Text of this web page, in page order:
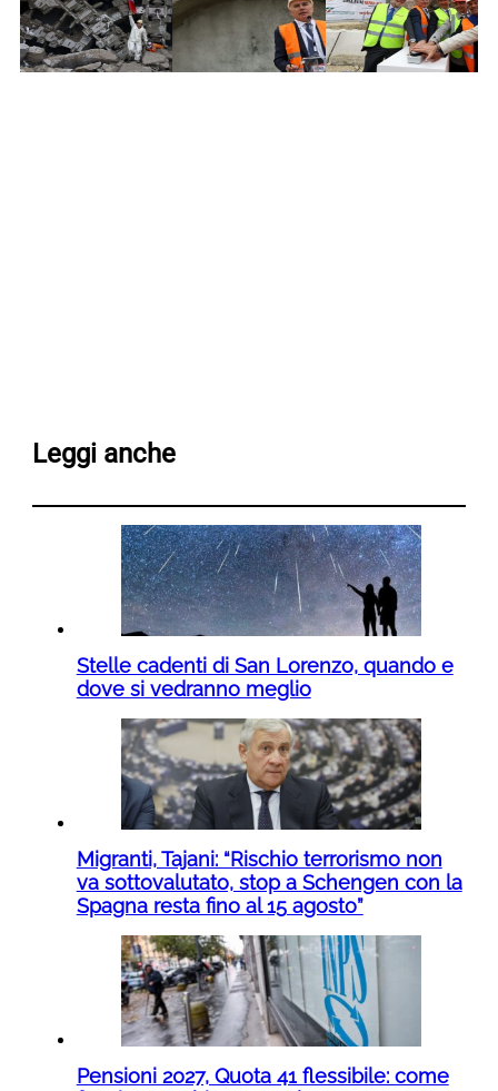
Leggi anche
Stelle cadenti di San Lorenzo, quando e
dove si vedranno meglio
Migranti, Tajani: “Rischio terrorismo non
va sottovalutato, stop a Schengen con la
Spagna resta fino al 15 agosto”
Pensioni 2027, Quota 41 flessibile: come